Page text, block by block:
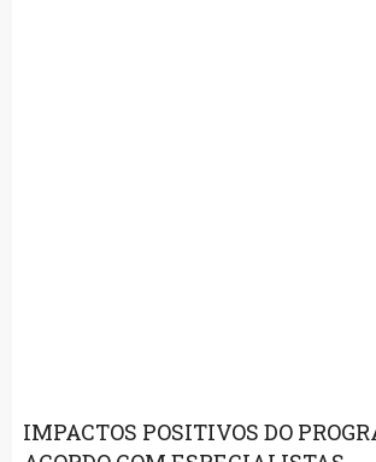
IMPACTOS POSITIVOS DO